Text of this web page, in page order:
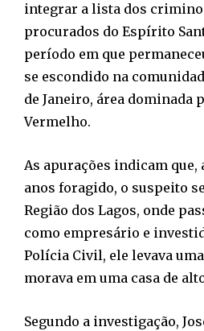
integrar a lista dos
procurados do Espírito
período em que
se escondido na
de Janeiro, área dominada
Vermelho.
As apurações indicam que,
anos foragido, o suspeito
Região dos Lagos, onde
como empresário e
Polícia Civil, ele levava
morava em uma casa de
Segundo a investigação,